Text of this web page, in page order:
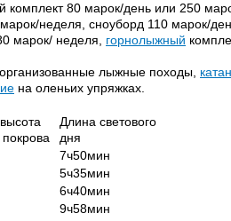
комплект 80 марок/день или 250
неделя, сноуборд 110 марок/
марок/ неделя, горнолыжный
лыжные походы,
на оленьих упряжках.
Длина светового
дня
7ч50мин
5ч35мин
6ч40мин
9ч58мин